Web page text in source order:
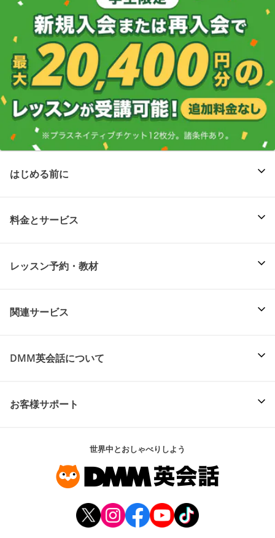
はじめる前に
料金とサービス
レッスン予約・教材
関連サービス
DMM英会話について
お客様サポート
世界中とおしゃべりしよう